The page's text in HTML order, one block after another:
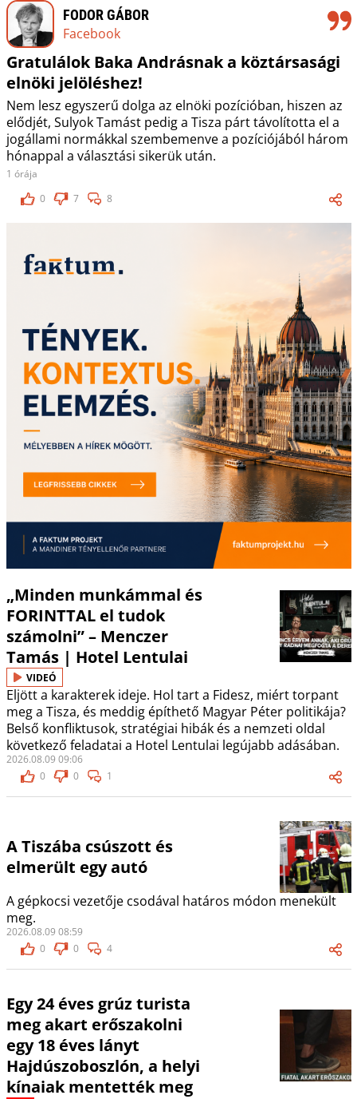
FODOR GÁBOR
Facebook
Gratulálok Baka Andrásnak a köztársasági
elnöki jelöléshez!
Nem lesz egyszerű dolga az elnöki pozícióban, hiszen az
elődjét, Sulyok Tamást pedig a Tisza párt távolította el a
jogállami normákkal szembemenve a pozíciójából három
hónappal a választási sikerük után.
1 órája
0
7 8
„Minden munkámmal és
FORINTTAL el tudok
számolni” – Menczer
Tamás | Hotel Lentulai
VIDEÓ
Eljött a karakterek ideje. Hol tart a Fidesz, miért torpant
meg a Tisza, és meddig építhető Magyar Péter politikája?
Belső konfliktusok, stratégiai hibák és a nemzeti oldal
következő feladatai a Hotel Lentulai legújabb adásában.
2026.08.09 09:06
0
0 1
A Tiszába csúszott és
elmerült egy autó
A gépkocsi vezetője csodával határos módon menekült
meg.
2026.08.09 08:59
0
0 4
Egy 24 éves grúz turista
meg akart erőszakolni
egy 18 éves lányt
Hajdúszoboszlón, a helyi
kínaiak mentették meg